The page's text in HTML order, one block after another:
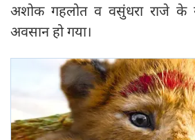
अशोक गहलोत व वसुंधरा राजे
अवसान हो गया।